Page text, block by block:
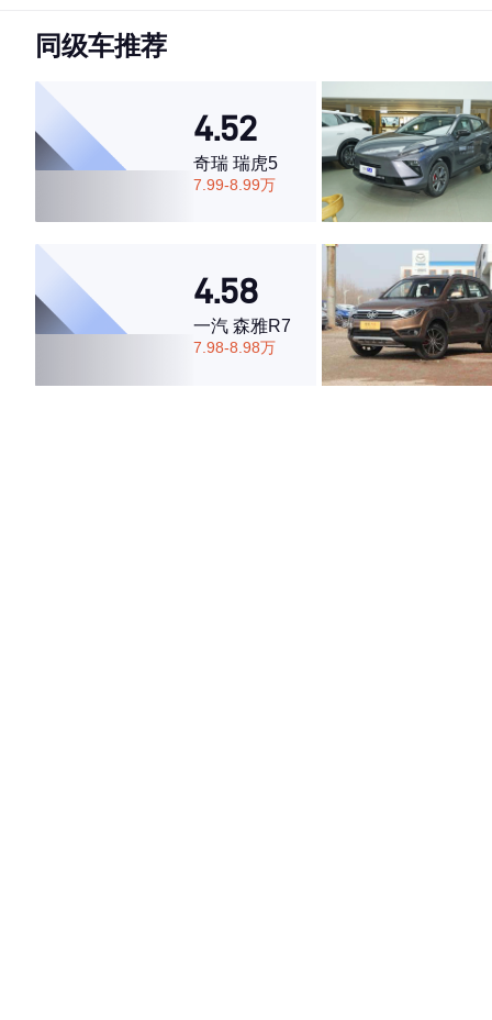
·外观表现较为优秀，优于50%同级车
·空间表现一般，低于57%同级车
同级车推荐
4.52
奇瑞 瑞虎5
7.99-8.99万
4.58
一汽 森雅R7
7.98-8.98万